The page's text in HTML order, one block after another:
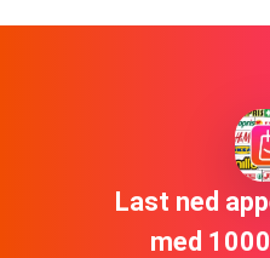
Last ned
med